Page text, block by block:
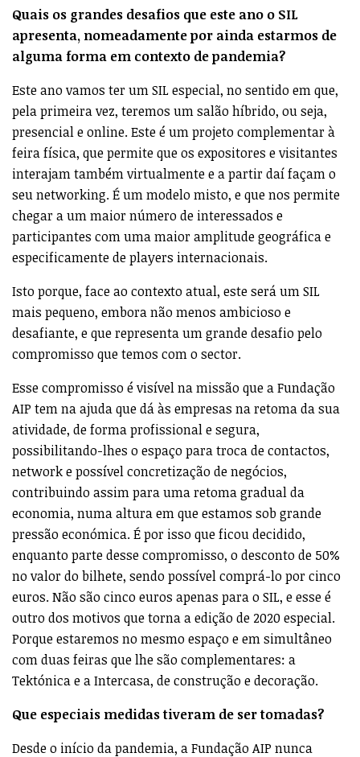
Quais os grandes desafios que este ano o SIL
apresenta, nomeadamente por ainda estarmos de
alguma forma em contexto de pandemia?
Este ano vamos ter um SIL especial, no sentido em que,
pela primeira vez, teremos um salão híbrido, ou seja,
presencial e online. Este é um projeto complementar à
feira física, que permite que os expositores e visitantes
interajam também virtualmente e a partir daí façam o
seu networking. É um modelo misto, e que nos permite
chegar a um maior número de interessados e
participantes com uma maior amplitude geográfica e
especificamente de players internacionais.
Isto porque, face ao contexto atual, este será um SIL
mais pequeno, embora não menos ambicioso e
desafiante, e que representa um grande desafio pelo
compromisso que temos com o sector.
Esse compromisso é visível na missão que a Fundação
AIP tem na ajuda que dá às empresas na retoma da sua
atividade, de forma profissional e segura,
possibilitando-lhes o espaço para troca de contactos,
network e possível concretização de negócios,
contribuindo assim para uma retoma gradual da
economia, numa altura em que estamos sob grande
pressão económica. É por isso que ficou decidido,
enquanto parte desse compromisso, o desconto de 50%
no valor do bilhete, sendo possível comprá-lo por cinco
euros. Não são cinco euros apenas para o SIL, e esse é
outro dos motivos que torna a edição de 2020 especial.
Porque estaremos no mesmo espaço e em simultâneo
com duas feiras que lhe são complementares: a
Tektónica e a Intercasa, de construção e decoração.
Que especiais medidas tiveram de ser tomadas?
Desde o início da pandemia, a Fundação AIP nunca